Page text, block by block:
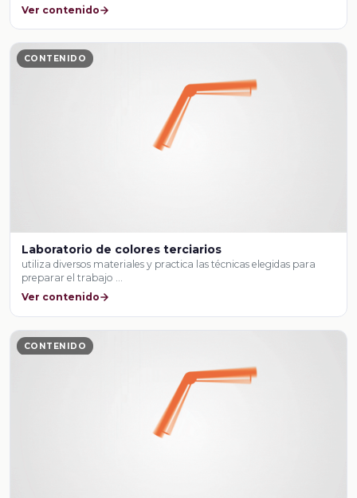
Ver contenido
CONTENIDO
Laboratorio de colores terciarios
utiliza diversos materiales y practica las técnicas elegidas para
preparar el trabajo …
Ver contenido
CONTENIDO